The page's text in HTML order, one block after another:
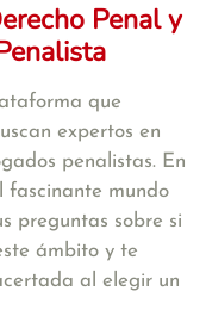
Penal y
que
expertos en
penalistas. En
fascinante mundo
preguntas sobre si
ámbito y te
al elegir un